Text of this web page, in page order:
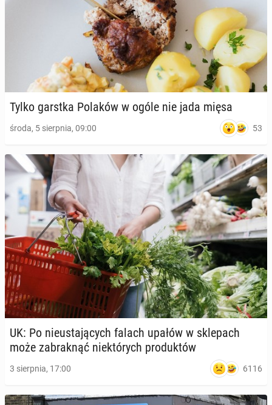
Tylko garstka Polaków w ogóle nie jada mięsa
środa, 5 sierpnia, 09:00 53
UK: Po nie­usta­ją­cych falach upałów w skle­pach
może za­brak­nąć nie­któ­rych pro­duk­tów
3 sierpnia, 17:00 6116